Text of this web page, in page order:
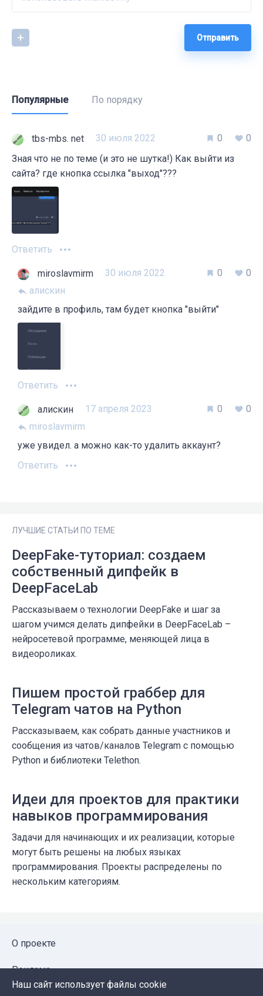
Отправить
Популярные По порядку
tbs-mbs. net 30 июля 2022 0
0
Зная что не по теме (и это не шутка!) Как выйти из
сайта? где кнопка ссылка "выход"???
Ответить
miroslavmirm
30 июля 2022
алискин
0 0
зайдите в профиль, там будет кнопка "выйти"
Ответить
алискин
17 апреля 2023
miroslavmirm
0 0
уже увидел. а можно как-то удалить аккаунт?
Ответить
ЛУЧШИЕ СТАТЬИ ПО ТЕМЕ
DeepFake-туториал: создаем
собственный дипфейк в
DeepFaceLab
Рассказываем о технологии DeepFake и шаг за
шагом учимся делать дипфейки в DeepFaceLab –
нейросетевой программе, меняющей лица в
видеороликах.
Пишем простой граббер для
Telegram чатов на Python
Рассказываем, как собрать данные участников и
сообщения из чатов/каналов Telegram с помощью
Python и библиотеки Telethon.
Идеи для проектов для практики
навыков программирования
Задачи для начинающих и их реализации, которые
могут быть решены на любых языках
программирования. Проекты распределены по
нескольким категориям.
О проекте
Реклама
Наш сайт использует файлы cookie